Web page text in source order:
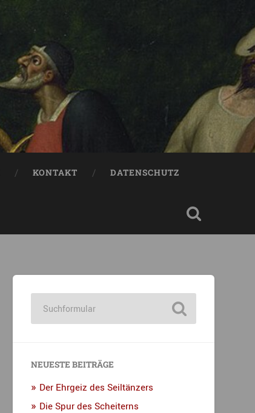
KONTAKT DATENSCHUTZ
NEUESTE BEITRÄGE
Der Ehrgeiz des Seiltänzers
Die Spur des Scheiterns